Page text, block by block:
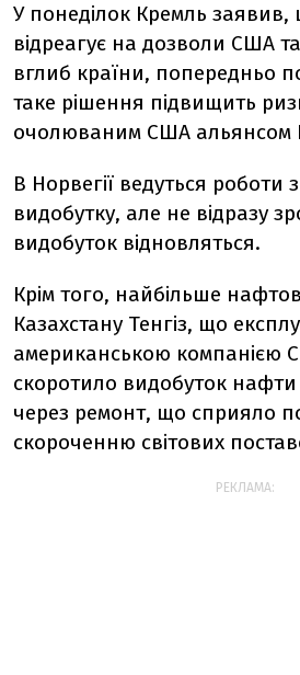
У понеділок Кремль заявив,
відреагує на дозволи США
вглиб країни, попередньо
таке рішення підвищить
очолюваним США альянсом
В Норвегії ведуться роботи
видобутку, але не відразу
видобуток відновляться.
Крім того, найбільше
Казахстану Тенгіз, що
американською компанією
скоротило видобуток нафти
через ремонт, що сприяло
скороченню світових
РЕКЛАМА: